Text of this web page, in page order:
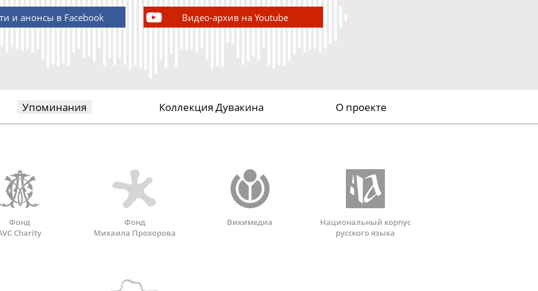
и анонсы в Facebook Видео-архив на Youtube
Упоминания Коллекция Дувакина О проекте
Фонд
Charity
Фонд
Михаила Прохорова
Викимедиа
Национальный корпус
русского языка